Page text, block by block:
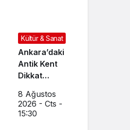
Kültür & Sanat
Ankara’daki
Antik Kent
Dikkat
8 Ağustos
2026 - Cts -
15:30